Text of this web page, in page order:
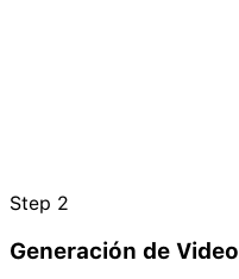
Step 2
Generación de Video